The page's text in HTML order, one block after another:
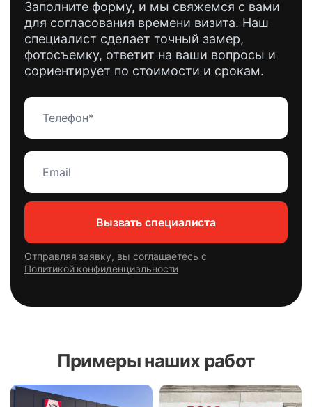
Заполните форму, и мы свяжемся с вами
для согласования времени визита. Наш
специалист сделает точный замер,
фотосъемку, ответит на ваши вопросы и
сориентирует по стоимости и срокам.
Вызвать специалиста
Отправляя заявку, вы соглашаетесь с
Политикой конфиденциальности
Примеры наших работ